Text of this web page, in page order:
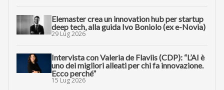
Elemaster crea un innovation hub per startup
deep tech, alla guida Ivo Boniolo (ex e-Novia)
29 Lug 2026
Intervista con Valeria de Flaviis (CDP): “L’AI è
uno dei migliori alleati per chi fa innovazione.
Ecco perché”
15 Lug 2026